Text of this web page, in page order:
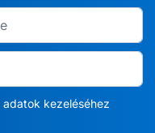
adatok kezeléséhez